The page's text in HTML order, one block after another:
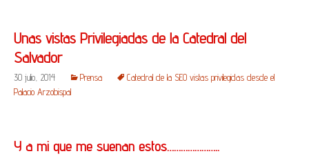
Unas vistas Privilegiadas de la Catedral del
Salvador
30 julio, 2014 Prensa
Catedral de la SEO vistas privilegidas desde el
Palacio Arzobispal
Y a mi que me suenan estos…………………..